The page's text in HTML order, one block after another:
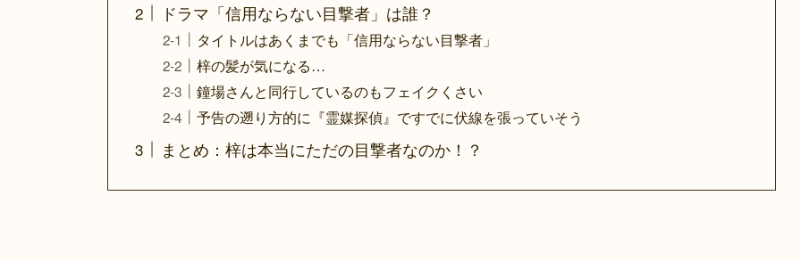
ドラマ「信用ならない目撃者」は誰？
タイトルはあくまでも「信用ならない目撃者」
梓の髪が気になる…
鐘場さんと同行しているのもフェイクくさい
予告の遡り方的に『霊媒探偵』ですでに伏線を張っていそう
まとめ：梓は本当にただの目撃者なのか！？